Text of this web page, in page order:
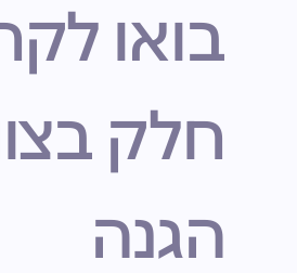
בואו
חלק
הגנה